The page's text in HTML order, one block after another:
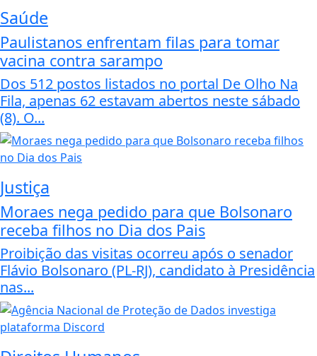
Saúde
Paulistanos enfrentam filas para tomar
vacina contra sarampo
Dos 512 postos listados no portal De Olho Na
Fila, apenas 62 estavam abertos neste sábado
(8). O...
Justiça
Moraes nega pedido para que Bolsonaro
receba filhos no Dia dos Pais
Proibição das visitas ocorreu após o senador
Flávio Bolsonaro (PL-RJ), candidato à Presidência
nas...